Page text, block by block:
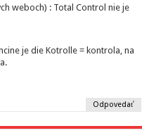
weboch) : Total Control nie je
je die Kotrolle = kontrola, na
Odpovedať